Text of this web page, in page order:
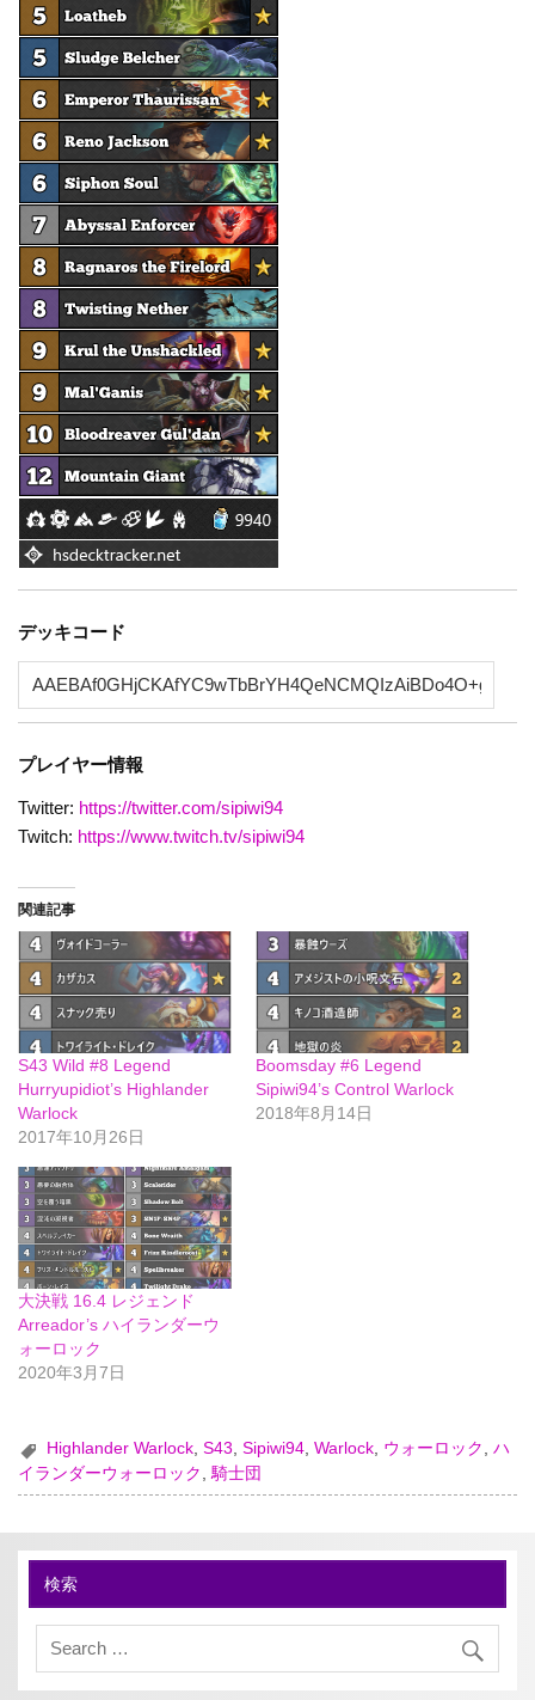
デッキコード
プレイヤー情報
Twitter: https://twitter.com/sipiwi94
Twitch: https://www.twitch.tv/sipiwi94
関連記事
S43 Wild #8 Legend
Hurryupidiot’s Highlander
Warlock
2017年10月26日
Boomsday #6 Legend
Sipiwi94’s Control Warlock
2018年8月14日
大決戦 16.4 レジェンド
Arreador’s ハイランダーウ
ォーロック
2020年3月7日
Highlander Warlock,S43,Sipiwi94,Warlock, ウォーロック ,ハ
イランダーウォーロック
,騎士団
検索